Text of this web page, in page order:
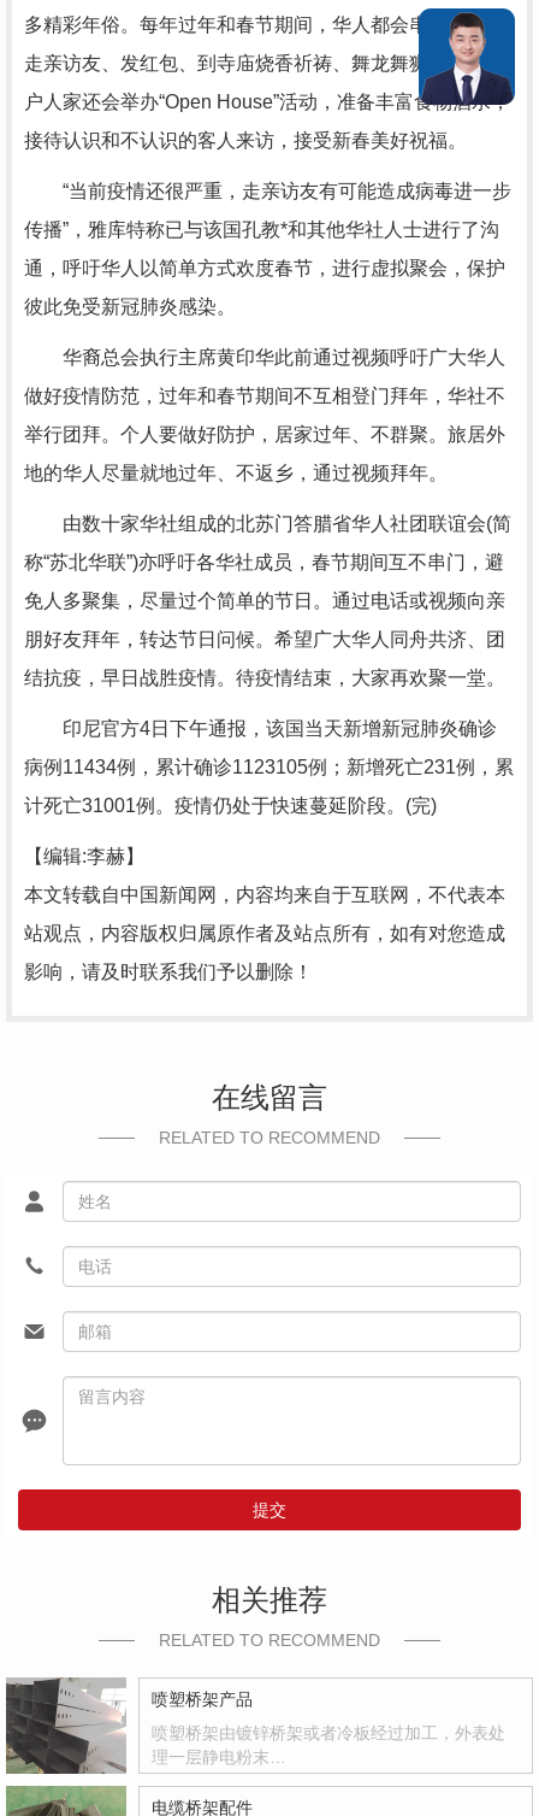
多精彩年俗。每年过年和春节期间，华人都会串门拜年、
走亲访友、发红包、到寺庙烧香祈祷、舞龙舞狮等等，大
户人家还会举办“Open House”活动，准备丰富食物酒水，
接待认识和不认识的客人来访，接受新春美好祝福。
“当前疫情还很严重，走亲访友有可能造成病毒进一步
传播”，雅库特称已与该国孔教*和其他华社人士进行了沟
通，呼吁华人以简单方式欢度春节，进行虚拟聚会，保护
彼此免受新冠肺炎感染。
华裔总会执行主席黄印华此前通过视频呼吁广大华人
做好疫情防范，过年和春节期间不互相登门拜年，华社不
举行团拜。个人要做好防护，居家过年、不群聚。旅居外
地的华人尽量就地过年、不返乡，通过视频拜年。
由数十家华社组成的北苏门答腊省华人社团联谊会(简
称“苏北华联”)亦呼吁各华社成员，春节期间互不串门，避
免人多聚集，尽量过个简单的节日。通过电话或视频向亲
朋好友拜年，转达节日问候。希望广大华人同舟共济、团
结抗疫，早日战胜疫情。待疫情结束，大家再欢聚一堂。
印尼官方4日下午通报，该国当天新增新冠肺炎确诊
病例11434例，累计确诊1123105例；新增死亡231例，累
计死亡31001例。疫情仍处于快速蔓延阶段。(完)
【编辑:李赫】
本文转载自中国新闻网，内容均来自于互联网，不代表本
站观点，内容版权归属原作者及站点所有，如有对您造成
影响，请及时联系我们予以删除！
在线留言
RELATED TO RECOMMEND
提交
相关推荐
RELATED TO RECOMMEND
喷塑桥架产品
喷塑桥架由镀锌桥架或者冷板经过加工，外表处
理一层静电粉末…
电缆桥架配件